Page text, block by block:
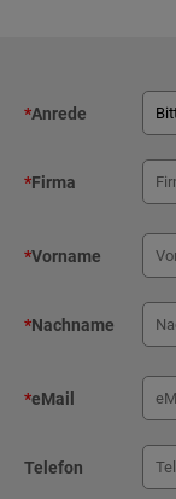
*Anrede
*Firma
*Vorname
*Nachname
*eMail
Telefon